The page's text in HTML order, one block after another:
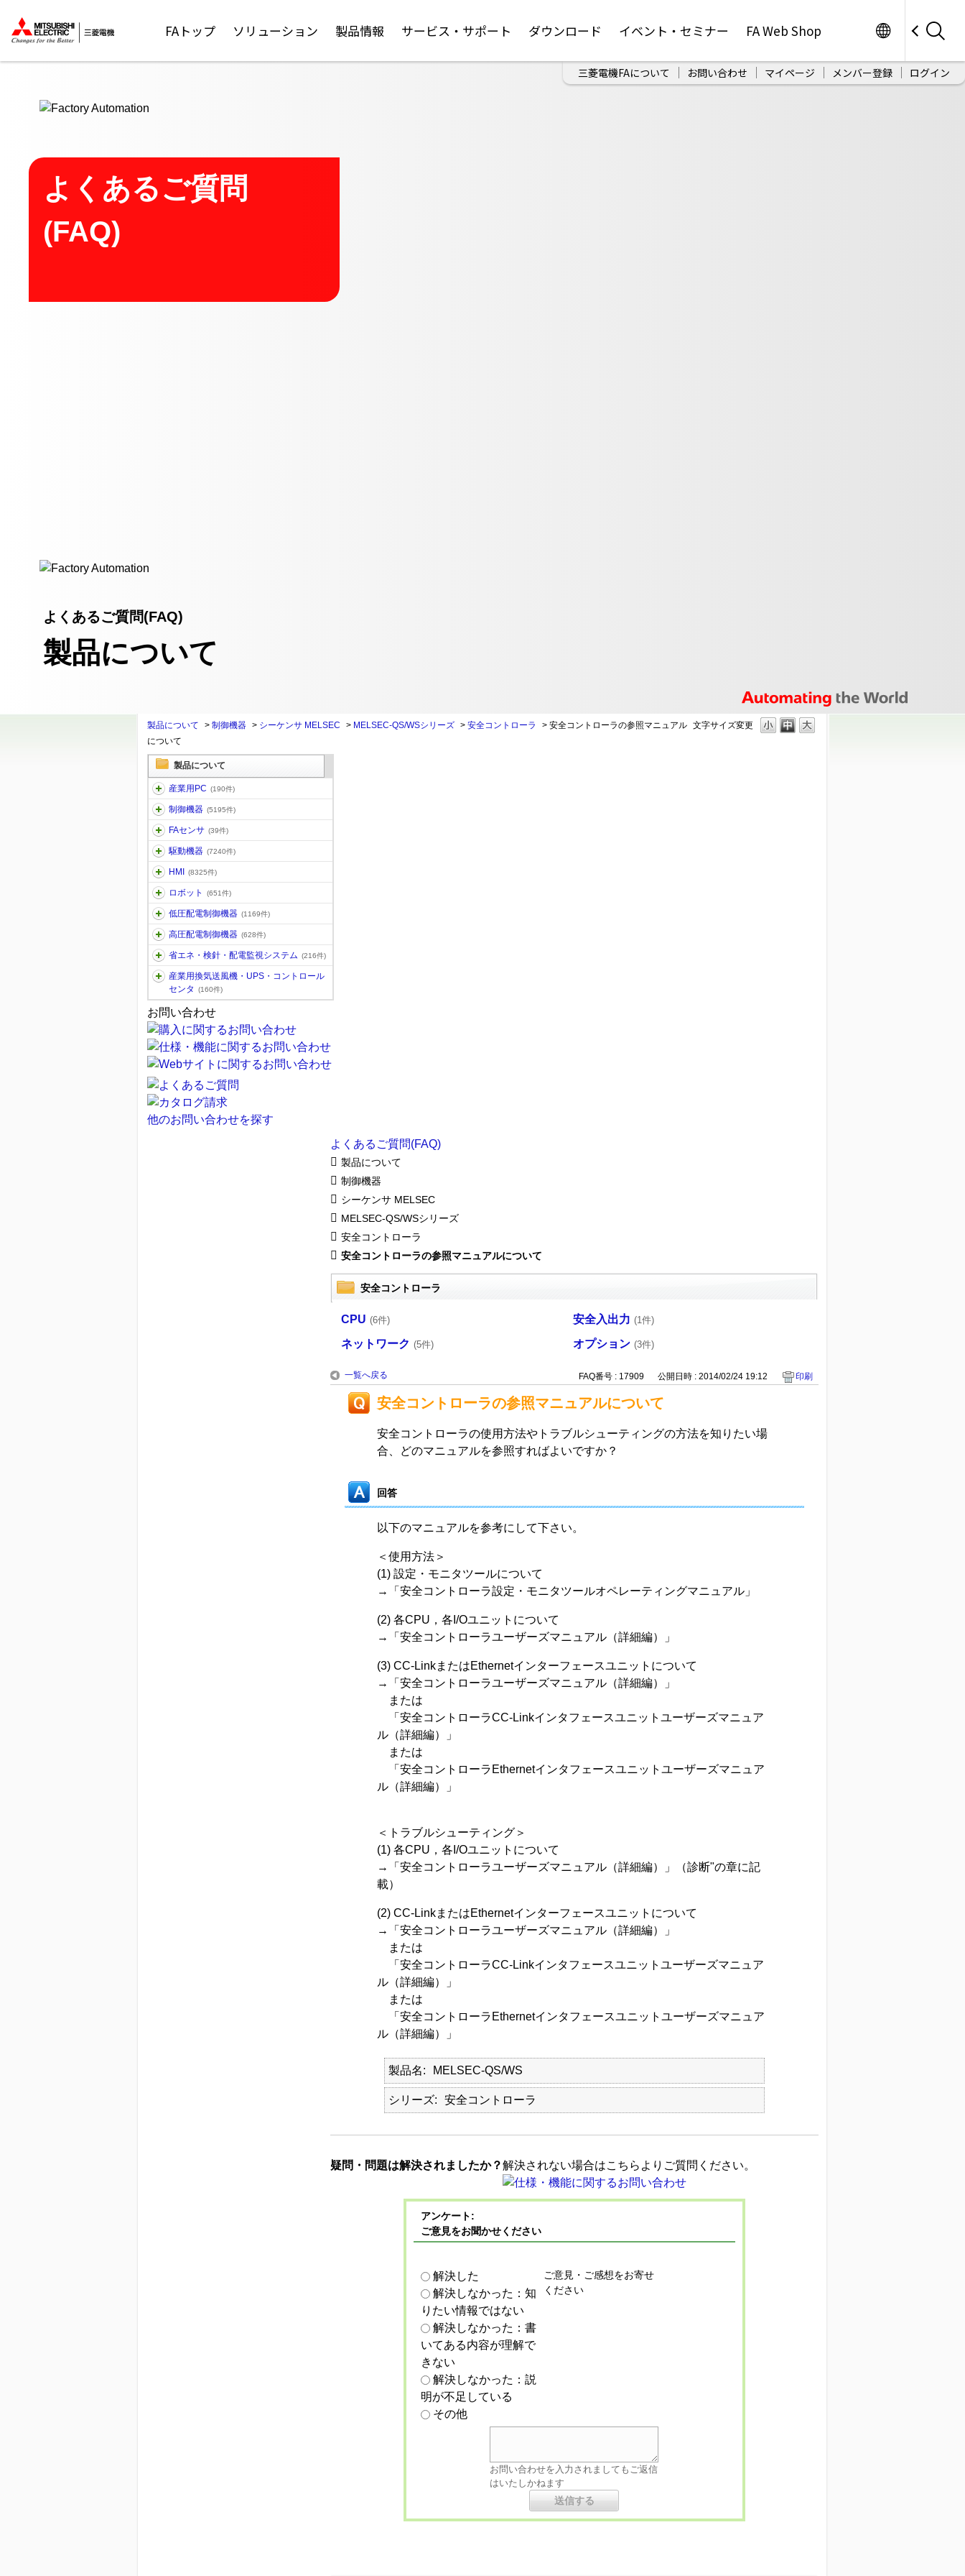
FAトップ ソリューション 製品情報 サービス・サポート ダウンロード イベント・セミナー FA Web Shop
三菱電機FAについて お問い合わせ マイページ メンバー登録 ログイン
よくあるご質問
(FAQ)
よくあるご質問(FAQ)
製品について
文字サイズ変更
製品について > 制御機器 > シーケンサ MELSEC > MELSEC-QS/WSシリーズ > 安全コントローラ > 安全コントローラの参照マニュアル
について
製品について
産業用PC (190件)
制御機器 (5195件)
FAセンサ (39件)
駆動機器 (7240件)
HMI (8325件)
ロボット (651件)
低圧配電制御機器 (1169件)
高圧配電制御機器 (628件)
省エネ・検針・配電監視システム (216件)
産業用換気送風機・UPS・コントロール
センタ
(160件)
お問い合わせ
他のお問い合わせを探す
よくあるご質問(FAQ)
製品について
制御機器
シーケンサ MELSEC
MELSEC-QS/WSシリーズ
安全コントローラ
安全コントローラの参照マニュアルについて
安全コントローラ
CPU (6件) 安全入出力 (1件)
ネットワーク (5件) オプション (3件)
一覧へ戻る FAQ番号 : 17909 公開日時 : 2014/02/24 19:12 印刷
安全コントローラの参照マニュアルについて
安全コントローラの使用方法やトラブルシューティングの方法を知りたい場
合、どのマニュアルを参照すればよいですか？
回答
以下のマニュアルを参考にして下さい。
＜使用方法＞
(1) 設定・モニタツールについて
→「安全コントローラ設定・モニタツールオペレーティングマニュアル」
(2) 各CPU，各I/Oユニットについて
→「安全コントローラユーザーズマニュアル（詳細編）」
(3) CC-LinkまたはEthernetインターフェースユニットについて
→「安全コントローラユーザーズマニュアル（詳細編）」
または
「安全コントローラCC-Linkインタフェースユニットユーザーズマニュア
ル（詳細編）」
または
「安全コントローラEthernetインタフェースユニットユーザーズマニュア
ル（詳細編）」
＜トラブルシューティング＞
(1) 各CPU，各I/Oユニットについて
→「安全コントローラユーザーズマニュアル（詳細編）」（診断"の章に記
載）
(2) CC-LinkまたはEthernetインターフェースユニットについて
→「安全コントローラユーザーズマニュアル（詳細編）」
または
「安全コントローラCC-Linkインタフェースユニットユーザーズマニュア
ル（詳細編）」
または
「安全コントローラEthernetインタフェースユニットユーザーズマニュア
ル（詳細編）」
製品名 MELSEC-QS/WS
シリーズ 安全コントローラ
疑問・問題は解決されましたか？解決されない場合はこちらよりご質問ください。
アンケート:
ご意見をお聞かせください
解決した
解決しなかった：知
りたい情報ではない
解決しなかった：書
いてある内容が理解で
きない
解決しなかった：説
明が不足している
その他
ご意見・ご感想をお寄せ
ください
お問い合わせを入力されましてもご返信
はいたしかねます